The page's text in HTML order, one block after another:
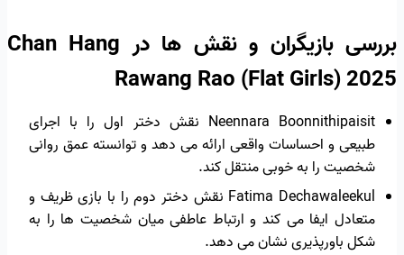
بررسی بازیگران و نقش ها در Chan Hang
Rawang Rao (Flat Girls) 2025
Neennara Boonnithipaisit نقش دختر اول را با اجرای
طبیعی و احساسات واقعی ارائه می دهد و توانسته عمق روانی
شخصیت را به خوبی منتقل کند.
Fatima Dechawaleekul نقش دختر دوم را با بازی ظریف و
متعادل ایفا می کند و ارتباط عاطفی میان شخصیت ها را به
شکل باورپذیری نشان می دهد.